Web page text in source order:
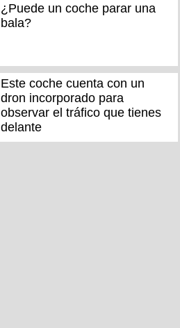
¿Puede un coche parar una
bala?
Este coche cuenta con un
dron incorporado para
observar el tráfico que tienes
delante